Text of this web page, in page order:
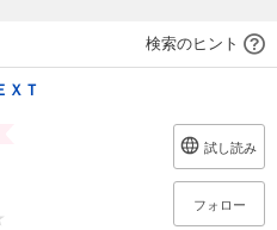
検索のヒント
ＸＴ
試し読み
フォロー